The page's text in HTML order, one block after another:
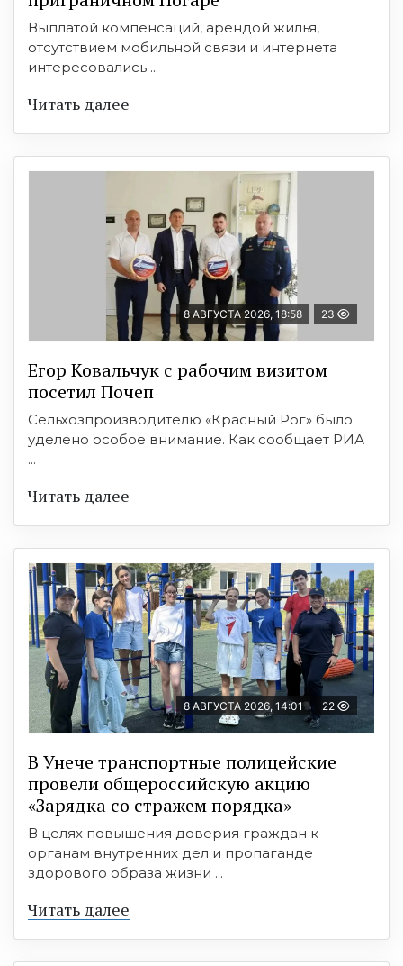
Выплатой компенсаций, арендой жилья,
отсутствием мобильной связи и интернета
интересовались ...
Читать далее
8 АВГУСТА 2026, 18:58 23
Егор Ковальчук с рабочим визитом
посетил Почеп
Сельхозпроизводителю «Красный Рог» было
уделено особое внимание. Как сообщает РИА
...
Читать далее
8 АВГУСТА 2026, 14:01 22
В Унече транспортные полицейские
провели общероссийскую акцию
«Зарядка со стражем порядка»
В целях повышения доверия граждан к
органам внутренних дел и пропаганде
здорового образа жизни ...
Читать далее